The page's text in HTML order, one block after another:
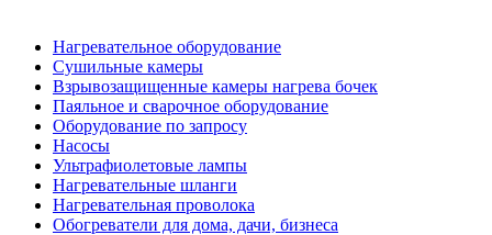
Нагревательное оборудование
Сушильные камеры
Взрывозащищенные камеры нагрева бочек
Паяльное и сварочное оборудование
Оборудование по запросу
Насосы
Ультрафиолетовые лампы
Нагревательные шланги
Нагревательная проволока
Обогреватели для дома, дачи, бизнеса